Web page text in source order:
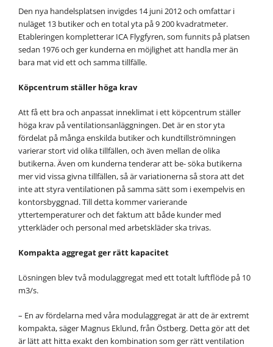
Den nya handelsplatsen invigdes 14 juni 2012 och omfattar i
nuläget 13 butiker och en total yta på 9 200 kvadratmeter.
Etableringen kompletterar ICA Flygfyren, som funnits på platsen
sedan 1976 och ger kunderna en möjlighet att handla mer än
bara mat vid ett och samma tillfälle.
Köpcentrum ställer höga krav
Att få ett bra och anpassat inneklimat i ett köpcentrum ställer
höga krav på ventilationsanläggningen. Det är en stor yta
fördelat på många enskilda butiker och kundtillströmningen
varierar stort vid olika tillfällen, och även mellan de olika
butikerna. Även om kunderna tenderar att be- söka butikerna
mer vid vissa givna tillfällen, så är variationerna så stora att det
inte att styra ventilationen på samma sätt som i exempelvis en
kontorsbyggnad. Till detta kommer varierande
yttertemperaturer och det faktum att både kunder med
ytterkläder och personal med arbetskläder ska trivas.
Kompakta aggregat ger rätt kapacitet
Lösningen blev två modulaggregat med ett totalt luftflöde på 10
m3/s.
– En av fördelarna med våra modulaggregat är att de är extremt
kompakta, säger Magnus Eklund, från Östberg. Detta gör att det
är lätt att hitta exakt den kombination som ger rätt ventilation